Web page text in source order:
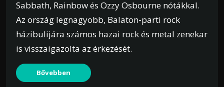
Sabbath, Rainbow és Ozzy Osbourne nótákkal.
Az ország legnagyobb, Balaton-parti rock
házibulijára számos hazai rock és metal zenekar
is visszaigazolta az érkezését.
Bővebben